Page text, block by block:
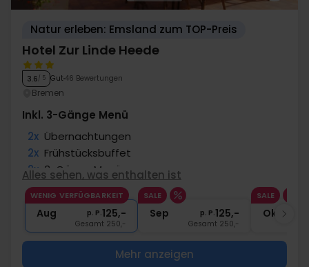
Natur erleben: Emsland zum TOP-Preis
Hotel Zur Linde Heede
3.6/ 5 Gut 46 Bewertungen
Bremen
Inkl. 3-Gänge Menü
2x Übernachtungen
2x Frühstücksbuffet
2x 3-Gänge Menü
1x 1 Begrüßungsgetränk
∞ Gratis Parken
Alles sehen, was enthalten ist
WENIG VERFÜGBARKEIT
Aug p. P.125,-
Gesamt 250,-
SALE
Sep p. P.125,-
Gesamt 250,-
SALE
Okt
Mehr anzeigen